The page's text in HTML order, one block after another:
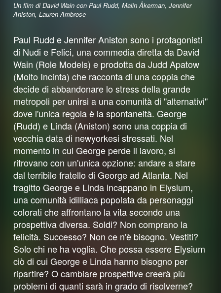
Un film di David Wain con Paul Rudd, Malin Åkerman, Jennifer
Aniston, Lauren Ambrose
Paul Rudd e Jennifer Aniston sono i protagonisti
di Nudi e Felici, una commedia diretta da David
Wain (Role Models) e prodotta da Judd Apatow
(Molto Incinta) che racconta di una coppia che
decide di abbandonare lo stress della grande
metropoli per unirsi a una comunità di "alternativi"
dove l'unica regola è la spontaneità. George
(Rudd) e Linda (Aniston) sono una coppia di
vecchia data di newyorkesi stressati. Nel
momento in cui George perde il lavoro, si
ritrovano con un'unica opzione: andare a stare
dal terribile fratello di George ad Atlanta. Nel
tragitto George e Linda incappano in Elysium,
una comunità idilliaca popolata da personaggi
colorati che affrontano la vita secondo una
prospettiva diversa. Soldi? Non comprano la
felicità. Successo? Non ce n'è bisogno. Vestiti?
Solo chi ne ha voglia. Che possa essere Elysium
ciò di cui George e Linda hanno bisogno per
ripartire? O cambiare prospettive creerà più
problemi di quanti sarà in grado di risolverne?